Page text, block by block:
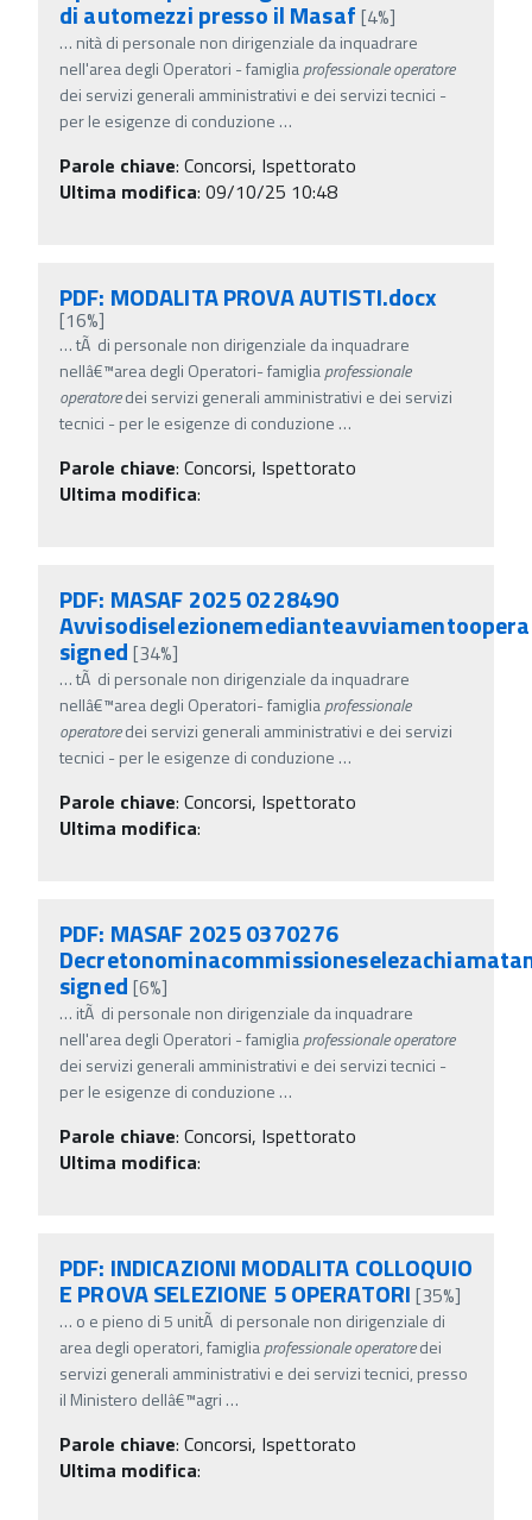
di automezzi presso il Masaf [4%]
… nità di personale non dirigenziale da inquadrare
nell'area degli Operatori - famigliaprofessionaleoperatore
dei servizi generali amministrativi e dei servizi tecnici -
per le esigenze di conduzione …
Parole chiave: Concorsi, Ispettorato
Ultima modifica: 09/10/25 10:48
PDF: MODALITA PROVA AUTISTI.docx
[16%]
…tÃ di personale non dirigenziale da inquadrare
nellâ€™area degli Operatori- famigliaprofessionale
operatoredei servizi generali amministrativi e dei servizi
tecnici - per le esigenze di conduzione …
Parole chiave: Concorsi, Ispettorato
Ultima modifica:
PDF: MASAF 2025 0228490
signed [34%]
…tÃ di personale non dirigenziale da inquadrare
nellâ€™area degli Operatori- famigliaprofessionale
operatoredei servizi generali amministrativi e dei servizi
tecnici - per le esigenze di conduzione …
Parole chiave: Concorsi, Ispettorato
Ultima modifica:
PDF: MASAF 2025 0370276
signed [6%]
… itÃ di personale non dirigenziale da inquadrare
nell'area degli Operatori - famigliaprofessionaleoperatore
dei servizi generali amministrativi e dei servizi tecnici -
per le esigenze di conduzione …
Parole chiave: Concorsi, Ispettorato
Ultima modifica:
PDF: INDICAZIONI MODALITA COLLOQUIO
E PROVA SELEZIONE 5 OPERATORI [35%]
… o e pieno di 5 unitÃ di personale non dirigenziale di
area degli operatori, famigliaprofessionaleoperatoredei
servizi generali amministrativi e dei servizi tecnici, presso
il Ministero dellâ€™agri …
Parole chiave: Concorsi, Ispettorato
Ultima modifica: